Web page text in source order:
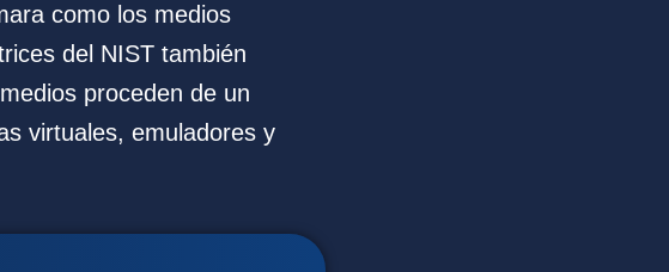
como los medios
del NIST también
proceden de un
virtuales, emuladores y